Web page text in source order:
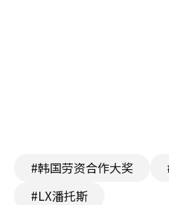
#韩国劳资合作大奖
#LX潘托斯